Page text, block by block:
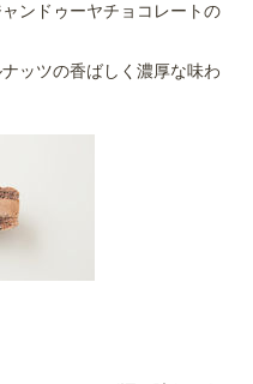
ンドゥーヤチョコレートの
ッツの香ばしく濃厚な味わ